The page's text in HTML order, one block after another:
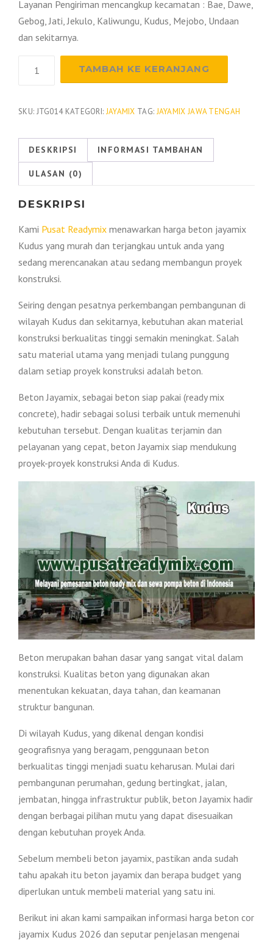
Layanan Pengiriman mencangkup kecamatan : Bae, Dawe,
Gebog, Jati, Jekulo, Kaliwungu, Kudus, Mejobo, Undaan
dan sekitarnya.
Jayamix
2026
TAMBAH KE KERANJANG
SKU: JTG014 KATEGORI: JAYAMIX TAG: JAYAMIX JAWA TENGAH
DESKRIPSI INFORMASI TAMBAHAN
ULASAN (0)
DESKRIPSI
Kami Pusat Readymix menawarkan harga beton jayamix
Kudus yang murah dan terjangkau untuk anda yang
sedang merencanakan atau sedang membangun proyek
konstruksi.
Seiring dengan pesatnya perkembangan pembangunan di
wilayah Kudus dan sekitarnya, kebutuhan akan material
konstruksi berkualitas tinggi semakin meningkat. Salah
satu material utama yang menjadi tulang punggung
dalam setiap proyek konstruksi adalah beton.
Beton Jayamix, sebagai beton siap pakai (ready mix
concrete), hadir sebagai solusi terbaik untuk memenuhi
kebutuhan tersebut. Dengan kualitas terjamin dan
pelayanan yang cepat, beton Jayamix siap mendukung
proyek-proyek konstruksi Anda di Kudus.
Beton merupakan bahan dasar yang sangat vital dalam
konstruksi. Kualitas beton yang digunakan akan
menentukan kekuatan, daya tahan, dan keamanan
struktur bangunan.
Di wilayah Kudus, yang dikenal dengan kondisi
geografisnya yang beragam, penggunaan beton
berkualitas tinggi menjadi suatu keharusan. Mulai dari
pembangunan perumahan, gedung bertingkat, jalan,
jembatan, hingga infrastruktur publik, beton Jayamix hadir
dengan berbagai pilihan mutu yang dapat disesuaikan
dengan kebutuhan proyek Anda.
Sebelum membeli beton jayamix, pastikan anda sudah
tahu apakah itu beton jayamix dan berapa budget yang
diperlukan untuk membeli material yang satu ini.
Berikut ini akan kami sampaikan informasi harga beton cor
jayamix Kudus 2026 dan seputar penjelasan mengenai